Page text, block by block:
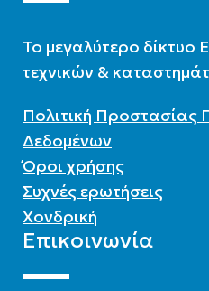
To μεγαλύτερο δίκτυο
τεχνικών &
Πολιτική
Δεδομένων
Όροι χρήσης
Συχνές ερωτήσεις
Χονδρική
Επικοινωνία